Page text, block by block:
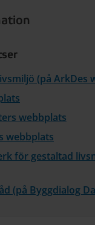
(på ArkDes
webbplats
webbplats
för gestaltad
(på Byggdialog